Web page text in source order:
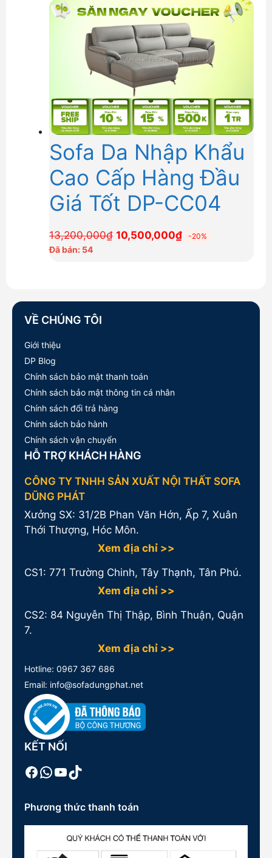
15,500,000₫.
Sofa Da Nhập Khẩu
Cao Cấp Hàng Đầu
Giá Tốt DP-CC04
13,200,000₫ Giá
10,500,000₫Giá
-20%
Đã bán: 54
VỀ CHÚNG TÔI
Giới thiệu
DP Blog
Chính sách bảo mật thanh toán
Chính sách bảo mật thông tin cá nhân
Chính sách đổi trả hàng
Chính sách bảo hành
Chính sách vận chuyển
HỖ TRỢ KHÁCH HÀNG
CÔNG TY TNHH SẢN XUẤT NỘI THẤT SOFA
DŨNG PHÁT
Xưởng SX: 31/2B Phan Văn Hớn, Ấp 7, Xuân
Thới Thượng, Hóc Môn.
Xem địa chỉ >>
CS1: 771 Trường Chinh, Tây Thạnh, Tân Phú.
Xem địa chỉ >>
CS2: 84 Nguyễn Thị Thập, Bình Thuận, Quận
7.
Xem địa chỉ >>
Hotline: 0967 367 686
Email: info@sofadungphat.net
KẾT NỐI
Facebook
WhatsApp
Youtube
TikTok
Phương thức thanh toán